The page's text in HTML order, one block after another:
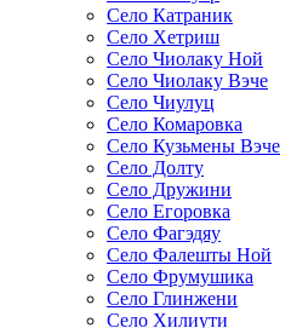
Село Катраник
Село Хетриш
Село Чиолаку Ной
Село Чиолаку Вэче
Село Чиулуц
Село Комаровка
Село Кузьмены Вэче
Село Долту
Село Дружини
Село Егоровка
Село Фагэдяу
Село Фалешты Ной
Село Фрумушика
Село Глинжени
Село Хилиути